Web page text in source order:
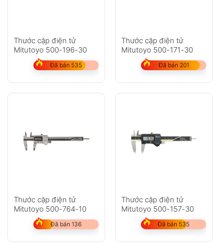
Thước cặp điện tử
Mitutoyo 500-196-30
Đã bán 535
Thước cặp điện tử
Mitutoyo 500-171-30
Đã bán 201
Thước cặp điện tử
Mitutoyo 500-764-10
Đã bán 136
Thước cặp điện tử
Mitutoyo 500-157-30
Đã bán 535